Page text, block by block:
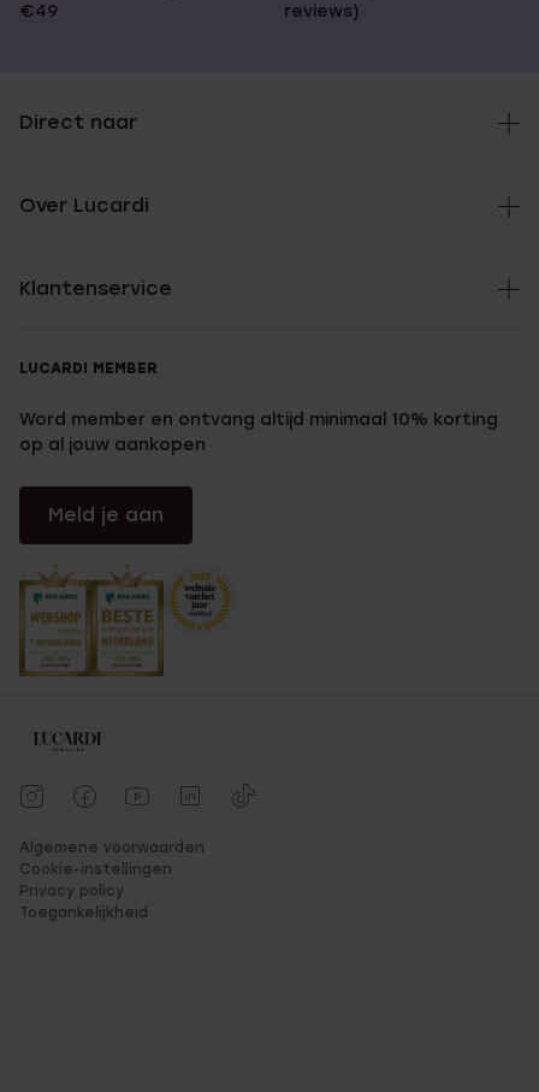
€49
reviews)
Direct naar
Over Lucardi
Klantenservice
LUCARDI MEMBER
Word member en ontvang altijd minimaal 10% korting
op al jouw aankopen
Meld je aan
Algemene voorwaarden
Cookie-instellingen
Privacy policy
Toegankelijkheid